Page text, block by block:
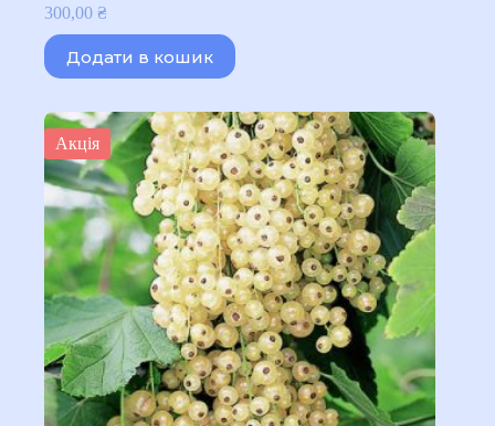
300,00 ₴
Додати в кошик
Акція